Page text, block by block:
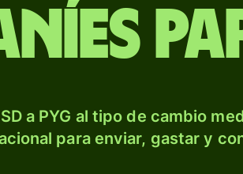
a PYG al tipo de cambio
para enviar, gastar y